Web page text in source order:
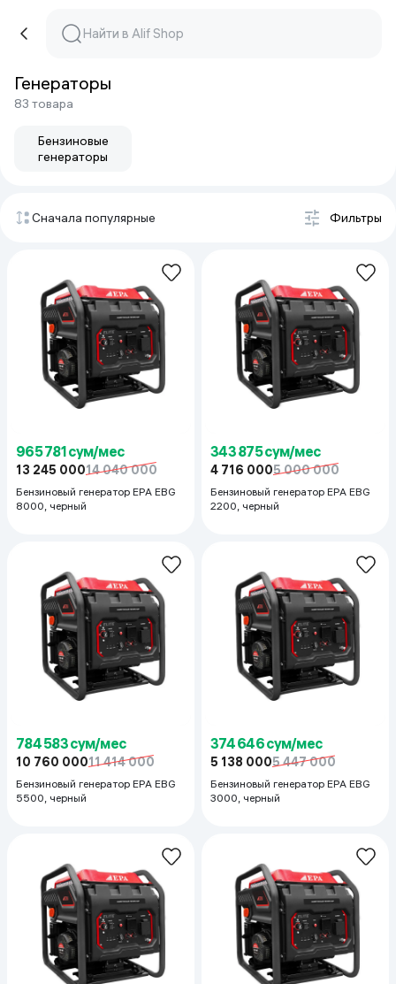
Генераторы
83 товара
Бензиновые
генераторы
Сначала популярные Фильтры
965 781 сум/мес
13 245 00014 040 000
Бензиновый генератор EPA EBG
8000, черный
343 875 сум/мес
4 716 0005 000 000
Бензиновый генератор EPA EBG
2200, черный
784 583 сум/мес
10 760 00011 414 000
Бензиновый генератор EPA EBG
5500, черный
374 646 сум/мес
5 138 0005 447 000
Бензиновый генератор EPA EBG
3000, черный